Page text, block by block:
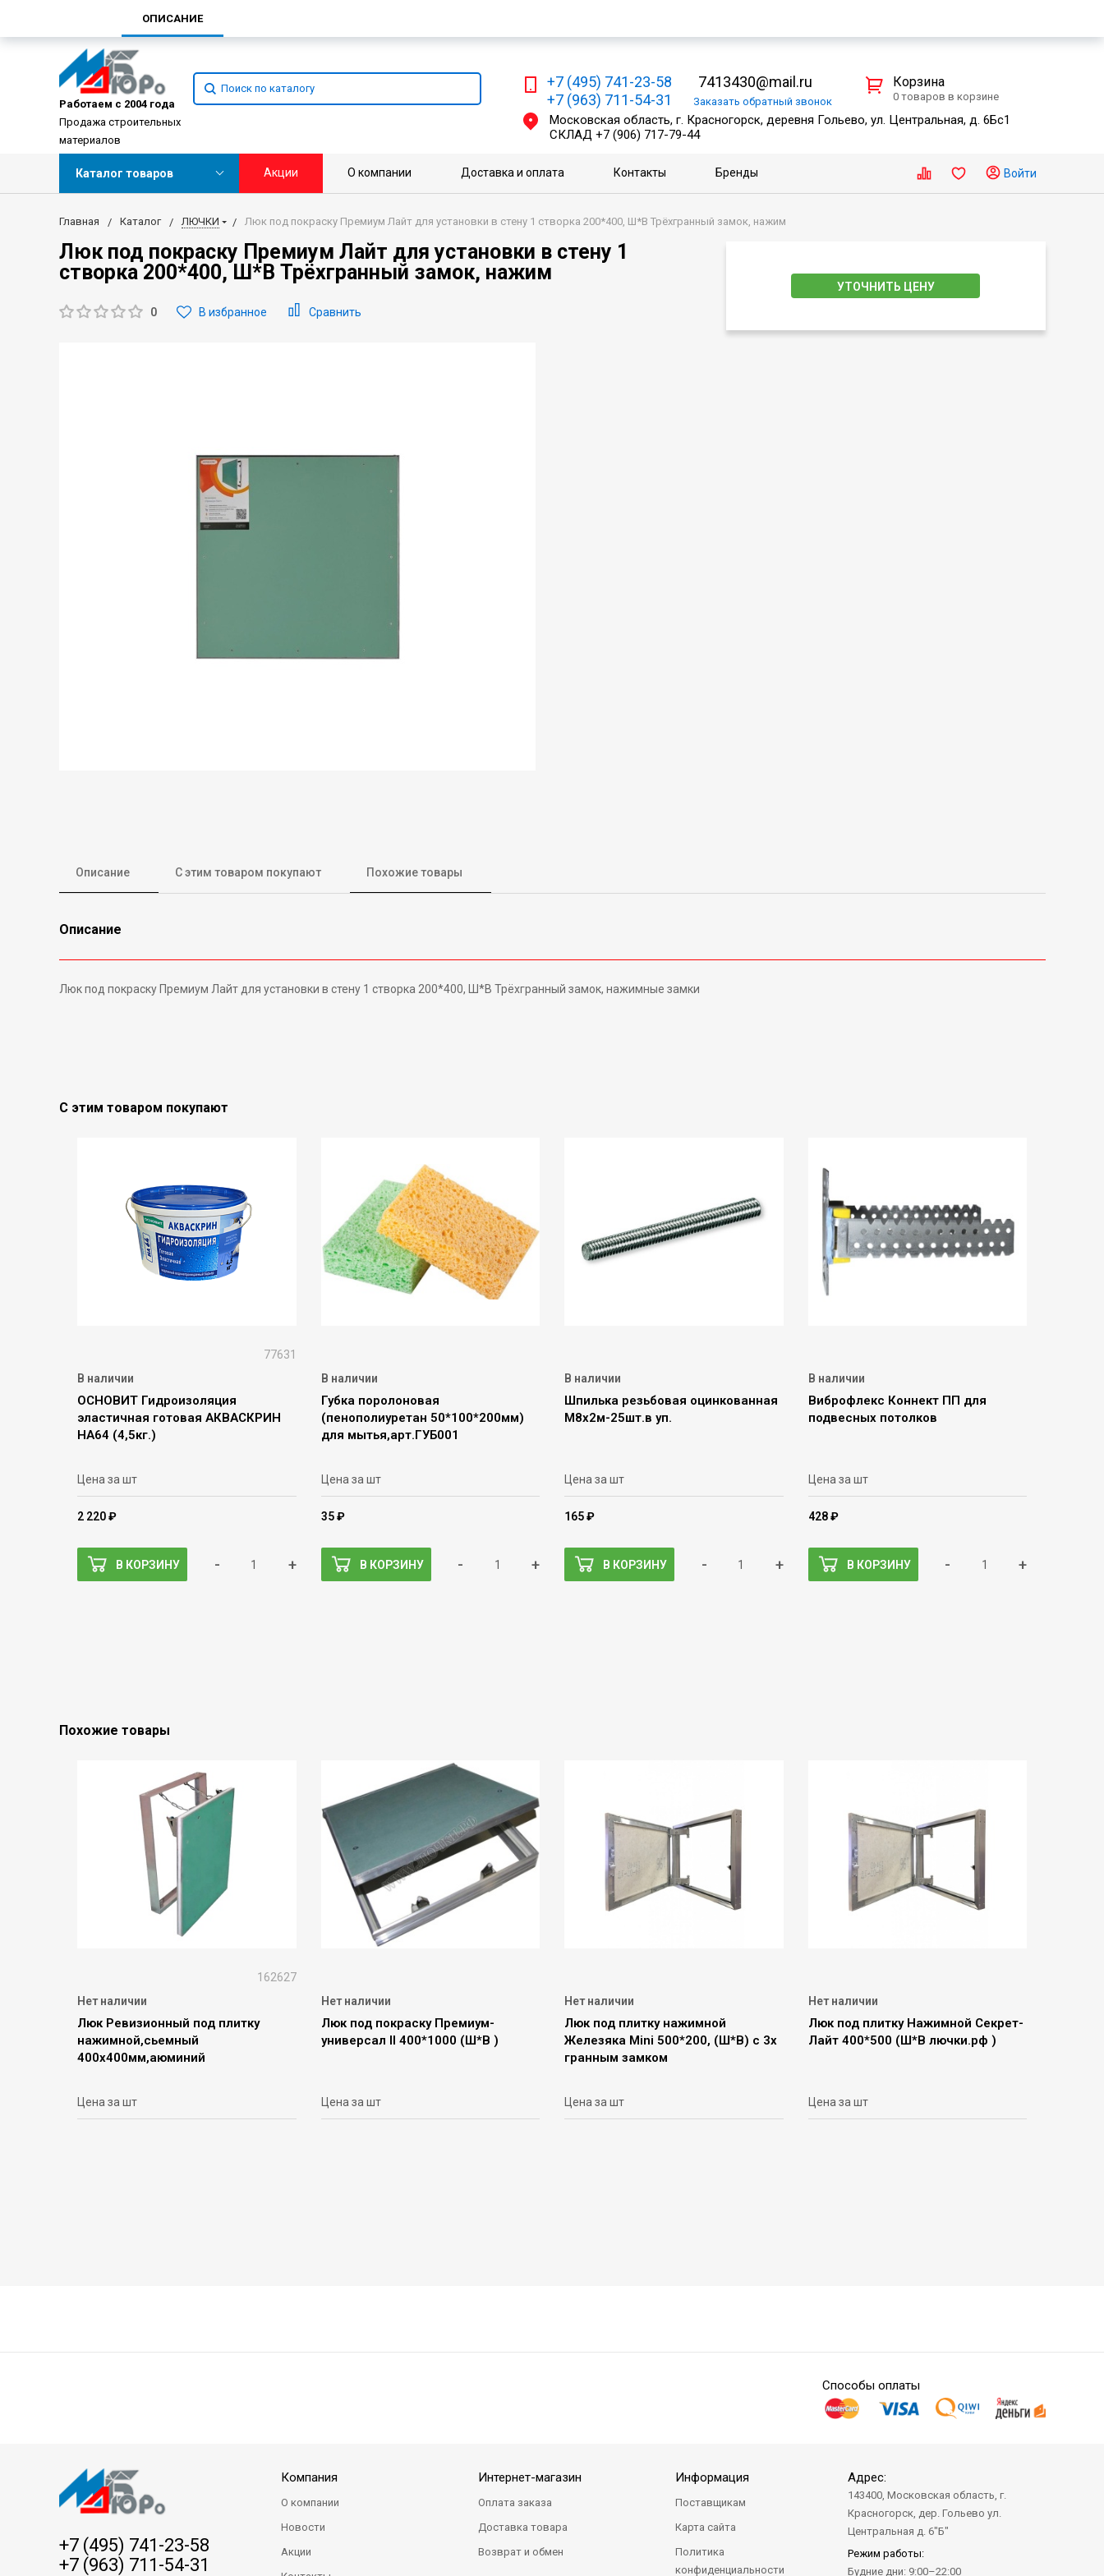
Работаем с 2004 года
Продажа строительных
материалов
+7 (495) 741-23-58
+7 (963) 711-54-31
7413430@mail.ru
Заказать обратный звонок
Московская область, г. Красногорск, деревня Гольево, ул. Центральная, д. 6Бс1
СКЛАД +7 (906) 717-79-44
Корзина
0 товаров в корзине
Каталог товаров Акции О компании Доставка и оплата Контакты Бренды Войти
Главная Каталог ЛЮЧКИ Люк под покраску Премиум Лайт для установки в стену 1 створка 200*400, Ш*В Трёхгранный замок, нажим
Люк под покраску Премиум Лайт для установки в стену 1
створка 200*400, Ш*В Трёхгранный замок, нажим
0 В избранное Сравнить
УТОЧНИТЬ ЦЕНУ
Описание С этим товаром покупают Похожие товары
Описание
Люк под покраску Премиум Лайт для установки в стену 1 створка 200*400, Ш*В Трёхгранный замок, нажимные замки
С этим товаром покупают
77631
В наличии
ОСНОВИТ Гидроизоляция
эластичная готовая АКВАСКРИН
НА64 (4,5кг.)
Цена за шт
2 220 ₽
В КОРЗИНУ - +
В наличии
Губка поролоновая
(пенополиуретан 50*100*200мм)
для мытья,арт.ГУБ001
Цена за шт
35 ₽
В КОРЗИНУ - +
В наличии
Шпилька резьбовая оцинкованная
М8х2м-25шт.в уп.
Цена за шт
165 ₽
В КОРЗИНУ - +
В наличии
Виброфлекс Коннект ПП для
подвесных потолков
Цена за шт
428 ₽
В КОРЗИНУ - +
Похожие товары
162627
Нет наличии
Люк Ревизионный под плитку
нажимной,сьемный
400х400мм,аюминий
Цена за шт
Нет наличии
Люк под покраску Премиум-
универсал II 400*1000 (Ш*В )
Цена за шт
Нет наличии
Люк под плитку нажимной
Железяка Mini 500*200, (Ш*В) c 3х
гранным замком
Цена за шт
Нет наличии
Люк под плитку Нажимной Секрет-
Лайт 400*500 (Ш*В лючки.рф )
Цена за шт
ОПИСАНИЕ
Способы оплаты
+7 (495) 741-23-58
+7 (963) 711-54-31
Компания
О компании
Новости
Акции
Интернет-магазин
Оплата заказа
Доставка товара
Возврат и обмен
Информация
Поставщикам
Карта сайта
Политика
конфиденциальности
Адрес:
143400, Московская область, г.
Красногорск, дер. Гольево ул.
Центральная д. 6"Б"
Режим работы:
Будние дни: 9:00–22:00